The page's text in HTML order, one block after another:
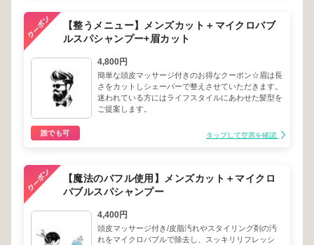
【整うメニュー】メンズカット＋マイクロバブ
ルスパシャンプー+眉カット
4,800円
簡単な頭皮マッサージ付きのお得なクーポン☆眉は長
さをカットしシェーバーで整えさせていただきます。
迷われている方にはライフスタイルにあわせた髪型を
ご提案します。
誰でも可 タップして空席を確認
【魔法のバフル使用】メンズカット＋マイクロ
バブルスパシャンプー
4,400円
頭皮マッサージ付き/皮脂汚れやスタイリング剤の汚
れをマイクロバブルで除去し、スッキリリフレッシ